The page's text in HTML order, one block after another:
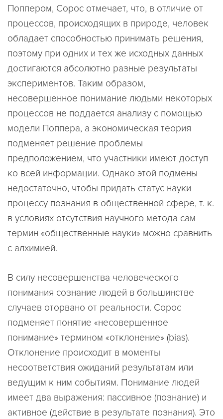
Поппером, Сорос отмечает, что, в отличие от
процессов, происходящих в природе, человек
обладает способностью принимать решения,
поэтому при одних и тех же исходных данных
достигаются абсолютно разные результаты
экспериментов. Таким образом,
несовершенное понимание людьми некоторых
процессов не поддается анализу с помощью
модели Поппера, а экономическая теория
подменяет решение проблемы
предположением, что участники имеют доступ
ко всей информации. Однако этой подмены
недостаточно, чтобы придать статус науки
процессу познания в общественной сфере, т. к.
в условиях отсутствия научного метода сам
термин «общественные науки» можно сравнить
с алхимией.
В силу несовершенства человеческого
понимания сознание людей в большинстве
случаев оторвано от реальности. Сорос
подменяет понятие «несовершенное
понимание» термином «отклонение» (bias).
Отклонение происходит в моменты
несоответствия ожиданий результатам или
ведущим к ним событиям. Понимание людей
имеет два выражения: пассивное (познание) и
активное (действие в результате познания). Это